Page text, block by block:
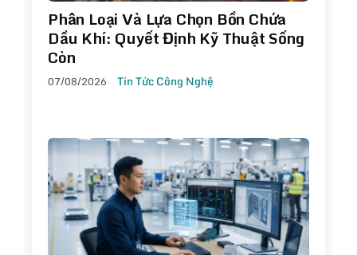
Phân Loại Và Lựa Chọn Bồn Chứa
Dầu Khí: Quyết Định Kỹ Thuật Sống
Còn
07/08/2026 Tin Tức Công Nghệ